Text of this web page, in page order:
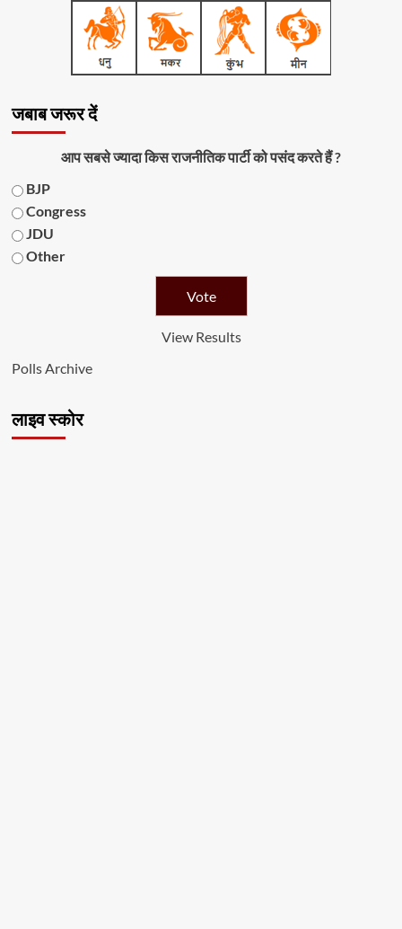
जबाब जरूर दें
आप सबसे ज्यादा किस राजनीतिक पार्टी को पसंद करते हैं ?
BJP
Congress
JDU
Other
View Results
Polls Archive
लाइव स्कोर